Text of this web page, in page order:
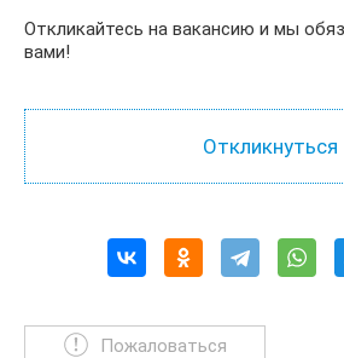
Откликайтесь на вакансию и мы
вами!
Пожаловаться